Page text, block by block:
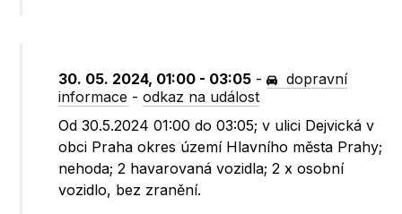
30. 05. 2024, 01:00 - 03:05 -
dopravní
informace -odkaz na událost
Od 30.5.2024 01:00 do 03:05; v ulici Dejvická v
obci Praha okres území Hlavního města Prahy;
nehoda; 2 havarovaná vozidla; 2 x osobní
vozidlo, bez zranění.